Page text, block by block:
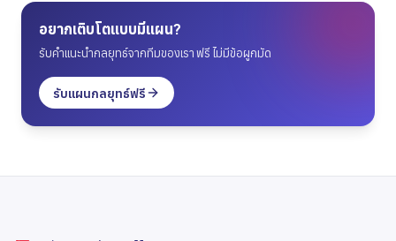
อยากเติบโตแบบมีแผน?
รับคำแนะนำกลยุทธ์จากทีมของเรา ฟรี ไม่มีข้อผูกมัด
รับแผนกลยุทธ์ฟรี